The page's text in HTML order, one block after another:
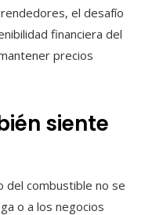
el desafío
financiera del
precios
siente
del combustible no se
o a los negocios